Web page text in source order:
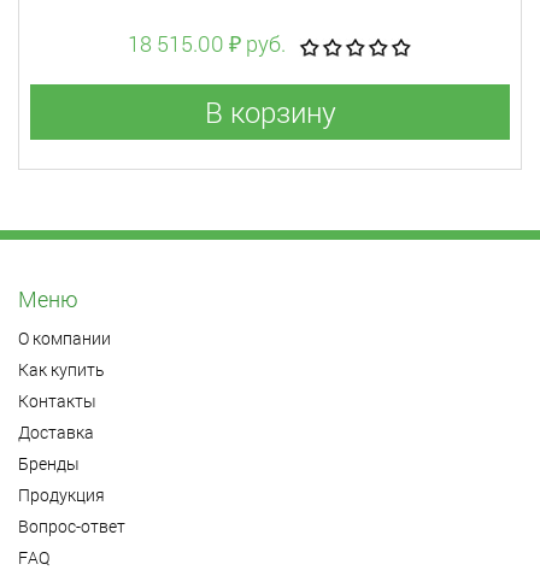
18 515.00 ₽ руб.
В корзину
Меню
О компании
Как купить
Контакты
Доставка
Бренды
Продукция
Вопрос-ответ
FAQ